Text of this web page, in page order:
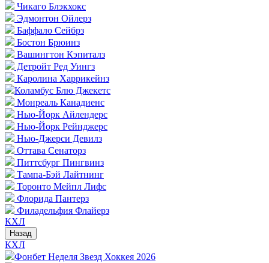
Чикаго Блэкхокс
Эдмонтон Ойлерз
Баффало Сейбрз
Бостон Брюинз
Вашингтон Кэпиталз
Детройт Ред Уингз
Каролина Харрикейнз
Коламбус Блю Джекетс
Монреаль Канадиенс
Нью-Йорк Айлендерс
Нью-Йорк Рейнджерс
Нью-Джерси Девилз
Оттава Сенаторз
Питтсбург Пингвинз
Тампа-Бэй Лайтнинг
Торонто Мейпл Лифс
Флорида Пантерз
Филадельфия Флайерз
КХЛ
Назад
КХЛ
Фонбет Неделя Звезд Хоккея 2026